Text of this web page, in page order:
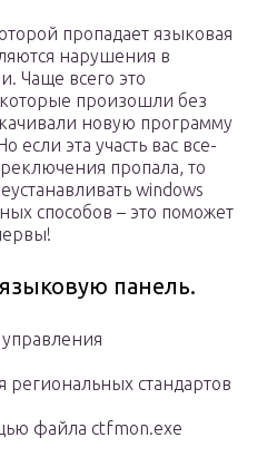
пропадает языковая
нарушения в
Чаще всего это
произошли без
новую программу
если эта участь вас все-
пропала, то
windows
способов – это поможет
панель.
стандартов
файла ctfmon.exe